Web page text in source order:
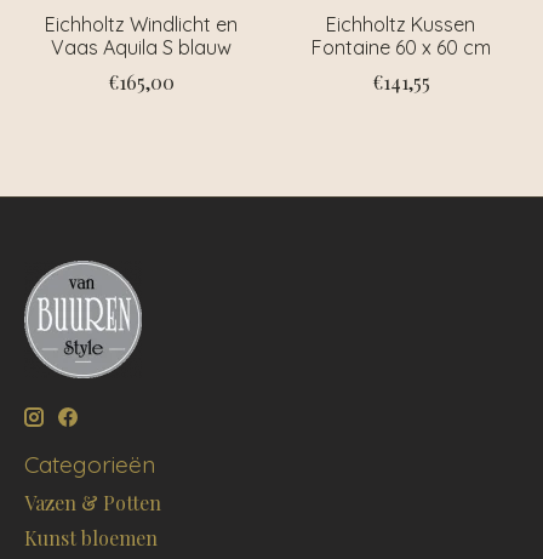
Eichholtz Windlicht en
Vaas Aquila S blauw
€165,00
Eichholtz Kussen
Fontaine 60 x 60 cm
€141,55
Categorieën
Vazen & Potten
Kunst bloemen